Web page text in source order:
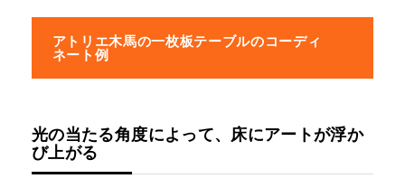
アトリエ木馬の一枚板テーブルのコーディ
ネート例
光の当たる角度によって、床にアートが浮か
び上がる